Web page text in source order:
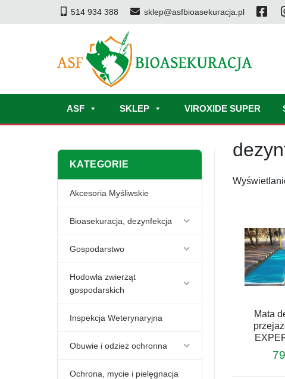
514 934 388 sklep@asfbioasekuracja.pl
ASF SKLEP VIROXIDE SUPER
KATEGORIE
Akcesoria Myśliwskie
Bioasekuracja, dezynfekcja
Gospodarstwo
Hodowla zwierząt
gospodarskich
Inspekcja Weterynaryjna
Obuwie i odzież ochronna
Ochrona, mycie i pielęgnacja
Mata